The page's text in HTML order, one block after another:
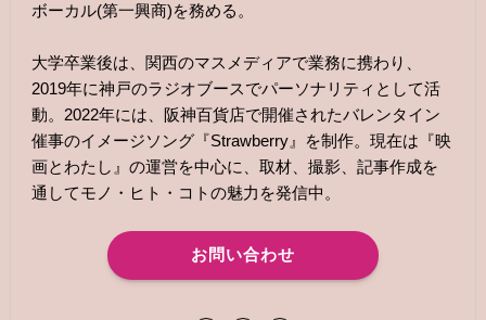
ボーカル(第一興商)を務める。
大学卒業後は、関西のマスメディアで業務に携わり、
2019年に神戸のラジオブースでパーソナリティとして活
動。2022年には、阪神百貨店で開催されたバレンタイン
催事のイメージソング『Strawberry』を制作。現在は『映
画とわたし』の運営を中心に、取材、撮影、記事作成を
通してモノ・ヒト・コトの魅力を発信中。
お問い合わせ